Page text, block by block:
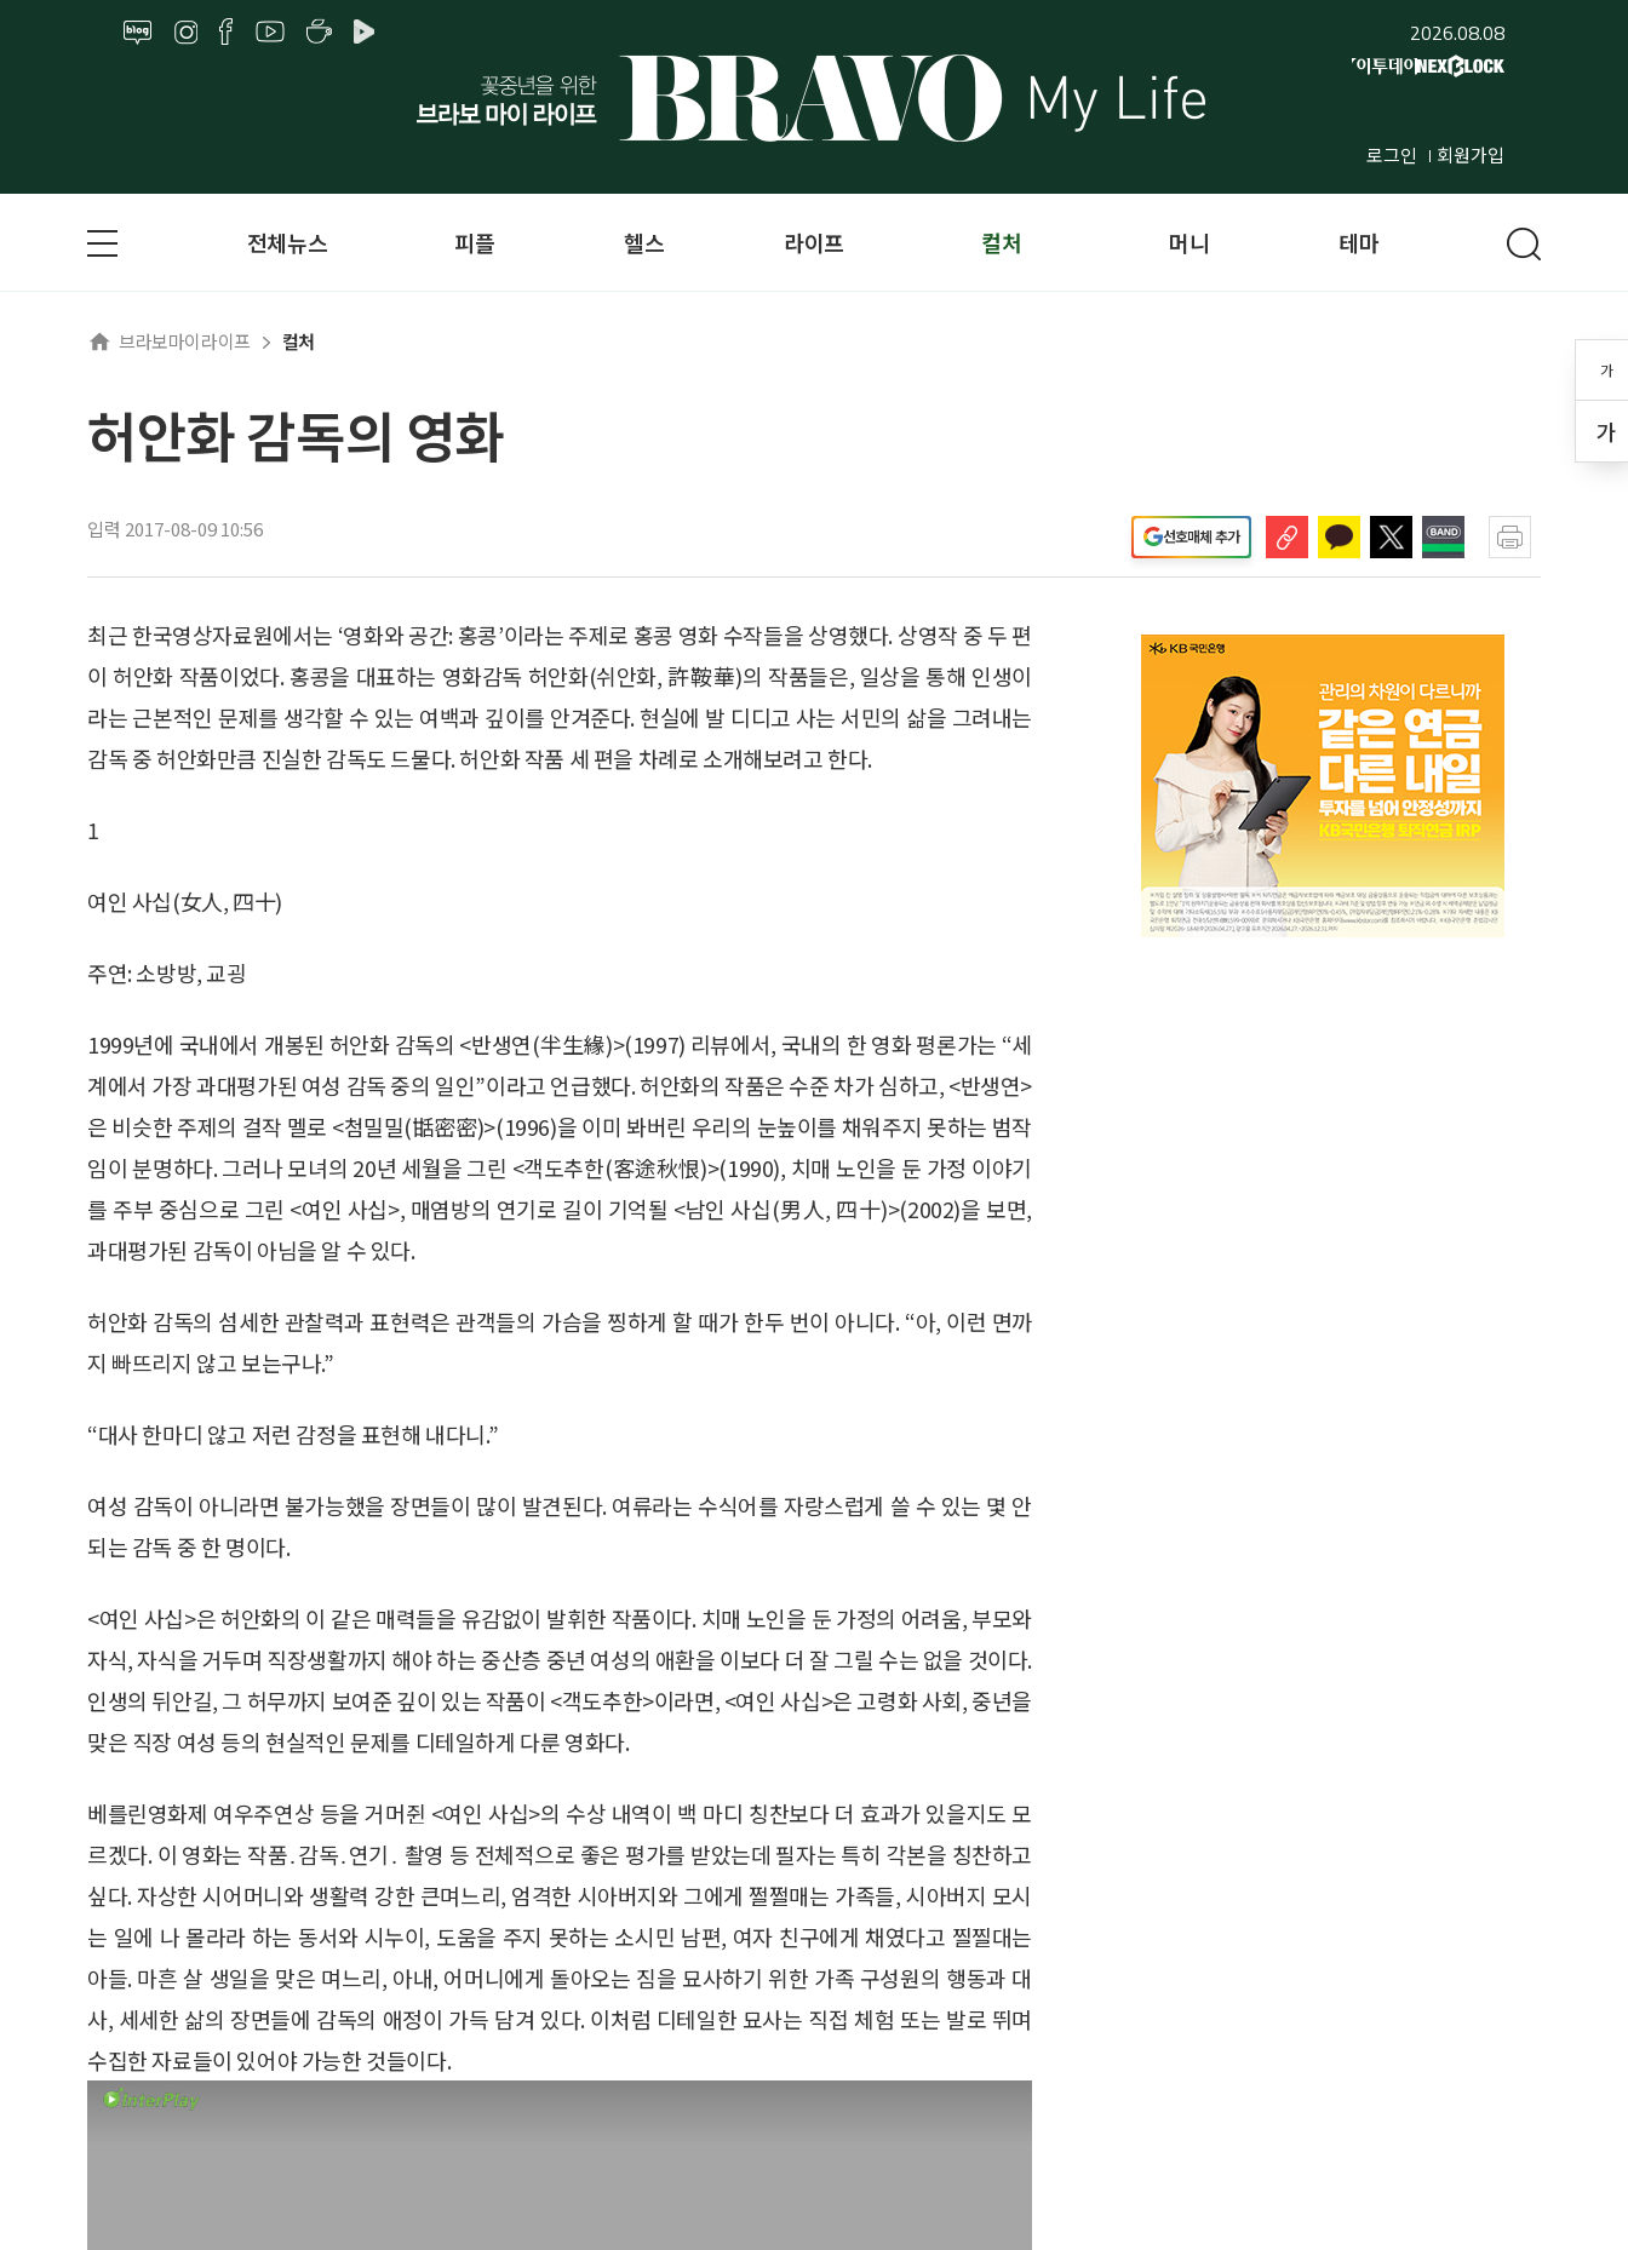
2026.08.08
로그인 회원가입
가
가
전체뉴스 피플 헬스 라이프 컬처 머니 테마
브라보마이라이프 컬처
허안화 감독의 영화
입력 2017-08-09 10:56 선호매체 추가
최근 한국영상자료원에서는 ‘영화와 공간: 홍콩’이라는 주제로 홍콩 영화 수작들을 상영했다. 상영작 중 두 편
이 허안화 작품이었다. 홍콩을 대표하는 영화감독 허안화(쉬안화, 許鞍華)의 작품들은, 일상을 통해 인생이
라는 근본적인 문제를 생각할 수 있는 여백과 깊이를 안겨준다. 현실에 발 디디고 사는 서민의 삶을 그려내는
감독 중 허안화만큼 진실한 감독도 드물다. 허안화 작품 세 편을 차례로 소개해보려고 한다.
1
여인 사십(女人, 四十)
주연: 소방방, 교굉
1999년에 국내에서 개봉된 허안화 감독의 <반생연(半生緣)>(1997) 리뷰에서, 국내의 한 영화 평론가는 “세
계에서 가장 과대평가된 여성 감독 중의 일인”이라고 언급했다. 허안화의 작품은 수준 차가 심하고, <반생연>
은 비슷한 주제의 걸작 멜로 <첨밀밀(甛密密)>(1996)을 이미 봐버린 우리의 눈높이를 채워주지 못하는 범작
임이 분명하다. 그러나 모녀의 20년 세월을 그린 <객도추한(客途秋恨)>(1990), 치매 노인을 둔 가정 이야기
를 주부 중심으로 그린 <여인 사십>, 매염방의 연기로 길이 기억될 <남인 사십(男人, 四十)>(2002)을 보면,
과대평가된 감독이 아님을 알 수 있다.
허안화 감독의 섬세한 관찰력과 표현력은 관객들의 가슴을 찡하게 할 때가 한두 번이 아니다. “아, 이런 면까
지 빠뜨리지 않고 보는구나.”
“대사 한마디 않고 저런 감정을 표현해 내다니.”
여성 감독이 아니라면 불가능했을 장면들이 많이 발견된다. 여류라는 수식어를 자랑스럽게 쓸 수 있는 몇 안
되는 감독 중 한 명이다.
<여인 사십>은 허안화의 이 같은 매력들을 유감없이 발휘한 작품이다. 치매 노인을 둔 가정의 어려움, 부모와
자식, 자식을 거두며 직장생활까지 해야 하는 중산층 중년 여성의 애환을 이보다 더 잘 그릴 수는 없을 것이다.
인생의 뒤안길, 그 허무까지 보여준 깊이 있는 작품이 <객도추한>이라면, <여인 사십>은 고령화 사회, 중년을
맞은 직장 여성 등의 현실적인 문제를 디테일하게 다룬 영화다.
베를린영화제 여우주연상 등을 거머쥔 <여인 사십>의 수상 내역이 백 마디 칭찬보다 더 효과가 있을지도 모
르겠다. 이 영화는 작품․감독․연기․ 촬영 등 전체적으로 좋은 평가를 받았는데 필자는 특히 각본을 칭찬하고
싶다. 자상한 시어머니와 생활력 강한 큰며느리, 엄격한 시아버지와 그에게 쩔쩔매는 가족들, 시아버지 모시
는 일에 나 몰라라 하는 동서와 시누이, 도움을 주지 못하는 소시민 남편, 여자 친구에게 채였다고 찔찔대는
아들. 마흔 살 생일을 맞은 며느리, 아내, 어머니에게 돌아오는 짐을 묘사하기 위한 가족 구성원의 행동과 대
사, 세세한 삶의 장면들에 감독의 애정이 가득 담겨 있다. 이처럼 디테일한 묘사는 직접 체험 또는 발로 뛰며
수집한 자료들이 있어야 가능한 것들이다.